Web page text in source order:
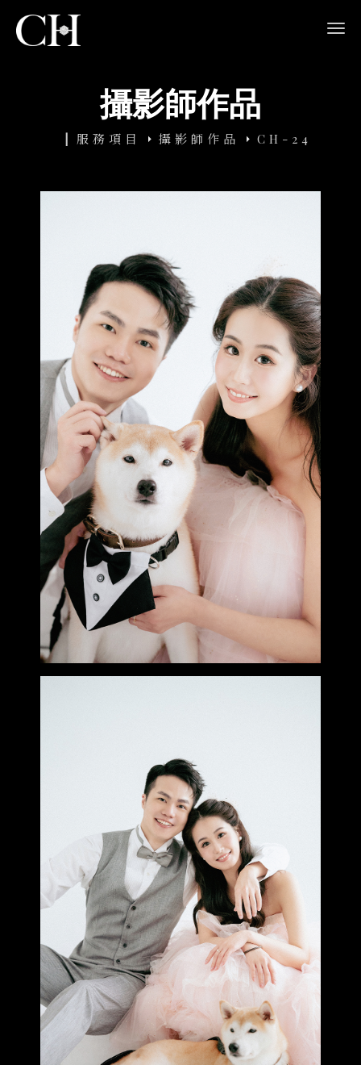
攝影師作品
服務項目 攝影師作品 CH-24